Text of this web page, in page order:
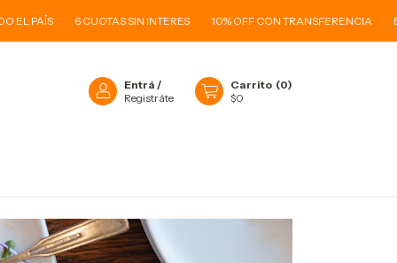
PAÍS 6 CUOTAS SIN INTERES 10% OFF CON TRANSFERENCIA
Entrá /
Registráte
Carrito (0)
$0